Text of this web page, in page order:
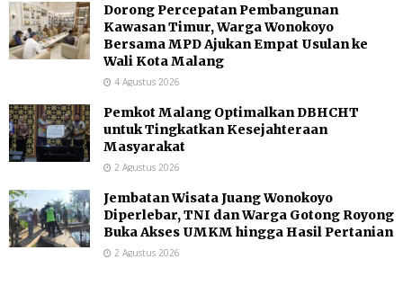
Dorong Percepatan Pembangunan
Kawasan Timur, Warga Wonokoyo
Bersama MPD Ajukan Empat Usulan ke
Wali Kota Malang
4 Agustus 2026
Pemkot Malang Optimalkan DBHCHT
untuk Tingkatkan Kesejahteraan
Masyarakat
2 Agustus 2026
Jembatan Wisata Juang Wonokoyo
Diperlebar, TNI dan Warga Gotong Royong
Buka Akses UMKM hingga Hasil Pertanian
2 Agustus 2026